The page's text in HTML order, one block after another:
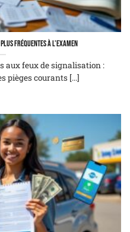
fréquentes à l’examen
aux feux de signalisation :
pièges courants [...]